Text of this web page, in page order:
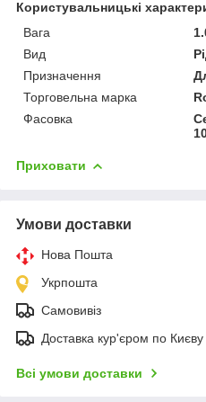
Користувальницькі
Вага
Вид
Призначення
Торговельна марка
Фасовка
Приховати
Умови доставки
Нова Пошта
Укрпошта
Самовивіз
Доставка кур'єром по Києву
Всі умови доставки